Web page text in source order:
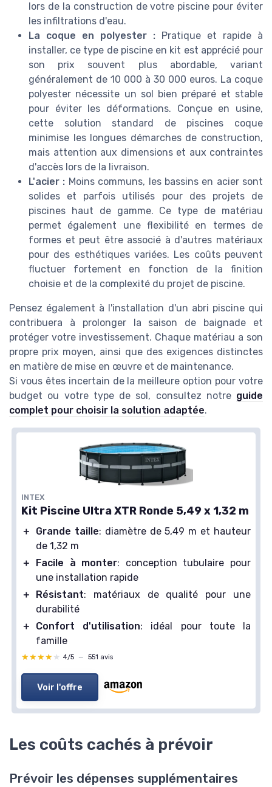
lors de la construction de votre piscine pour éviter
les infiltrations d'eau.
La coque en polyester : Pratique et rapide à
installer, ce type de piscine en kit est apprécié pour
son prix souvent plus abordable, variant
généralement de 10 000 à 30 000 euros. La coque
polyester nécessite un sol bien préparé et stable
pour éviter les déformations. Conçue en usine,
cette solution standard de piscines coque
minimise les longues démarches de construction,
mais attention aux dimensions et aux contraintes
d'accès lors de la livraison.
L'acier : Moins communs, les bassins en acier sont
solides et parfois utilisés pour des projets de
piscines haut de gamme. Ce type de matériau
permet également une flexibilité en termes de
formes et peut être associé à d'autres matériaux
pour des esthétiques variées. Les coûts peuvent
fluctuer fortement en fonction de la finition
choisie et de la complexité du projet de piscine.
Pensez également à l'installation d'un abri piscine qui
contribuera à prolonger la saison de baignade et
protéger votre investissement. Chaque matériau a son
propre prix moyen, ainsi que des exigences distinctes
en matière de mise en œuvre et de maintenance.
Si vous êtes incertain de la meilleure option pour votre
budget ou votre type de sol, consultez notre guide
complet pour choisir la solution adaptée.
INTEX
Kit Piscine Ultra XTR Ronde 5,49 x 1,32 m
＋ Grande taille: diamètre de 5,49 m et hauteur
de 1,32 m
＋
Facile à monter: conception tubulaire pour
une installation rapide
＋
Résistant: matériaux de qualité pour une
durabilité
＋
Confort d'utilisation: idéal pour toute la
famille
★★★★★
★★★★★ 4/5 — 551 avis
Voir l'offre
Les coûts cachés à prévoir
Prévoir les dépenses supplémentaires